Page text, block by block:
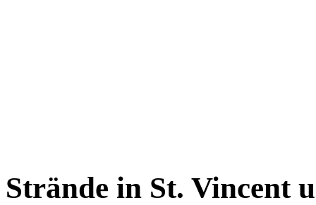
Strände in St. Vincent